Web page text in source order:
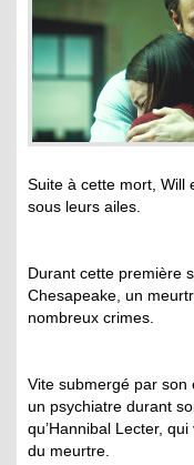
Suite à cette mort, Will
sous leurs ailes.
Durant cette première
Chesapeake, un
nombreux crimes.
Vite submergé par son
un psychiatre durant
qu’Hannibal Lecter,
du meurtre.